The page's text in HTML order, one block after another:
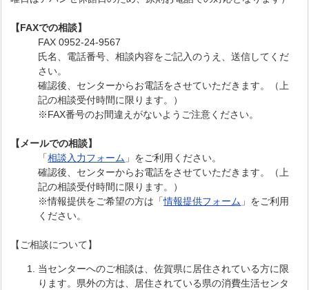
【FAXでの相談】
FAX 0952-24-9567
氏名、電話番号、相談内容をご記入のうえ、送信してくだ
さい。
確認後、センターからお電話をさせていただきます。（上
記の相談受付時間に限ります。）
※FAX番号のお間違えがないようご注意ください。
【メールでの相談】
「相談入力フォーム 」をご利用ください。
確認後、センターからお電話をさせていただきます。（上
記の相談受付時間に限ります。）
※情報提供をご希望の方は「情報提供フォーム 」をご利用
ください。
【ご相談について】
当センターへのご相談は、佐賀県に居住されている方に限
ります。県外の方は、居住されている県の消費生活センタ